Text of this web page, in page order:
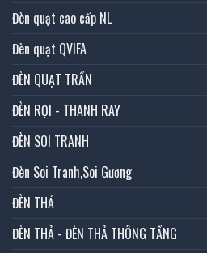
Đèn quạt cao cấp NL
Đèn quạt QVIFA
ĐÈN QUẠT TRẦN
ĐÈN RỌI - THANH RAY
ĐÈN SOI TRANH
Đèn Soi Tranh,Soi Gương
ĐÈN THẢ
ĐÈN THẢ - ĐÈN THẢ THÔNG TẦNG